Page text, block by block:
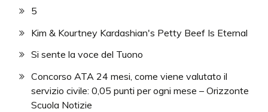
5
Kim & Kourtney Kardashian's Petty Beef Is Eternal
Si sente la voce del Tuono
Concorso ATA 24 mesi, come viene valutato il
servizio civile: 0,05 punti per ogni mese – Orizzonte
Scuola Notizie